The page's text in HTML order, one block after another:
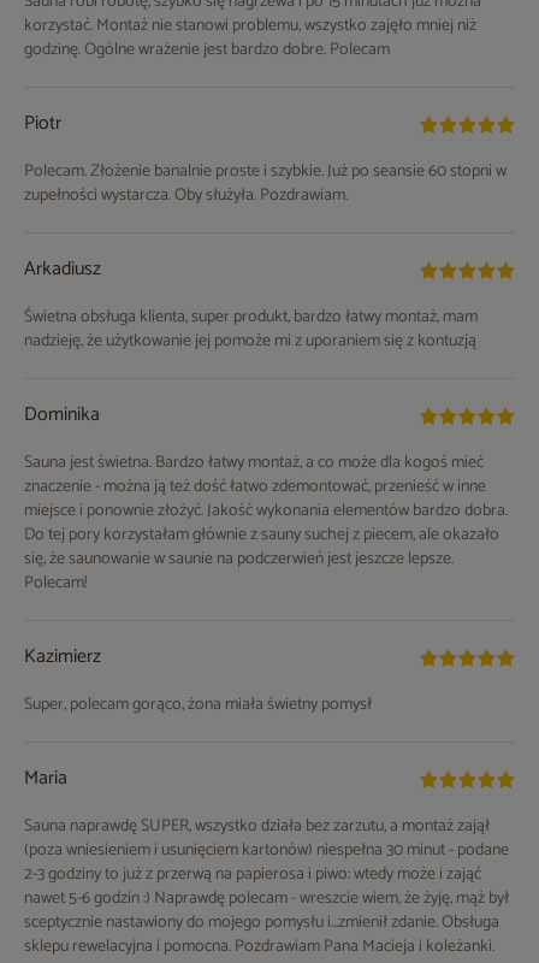
korzystać. Montaż nie stanowi problemu, wszystko zajęło mniej niż
godzinę. Ogólne wrażenie jest bardzo dobre. Polecam
Piotr
Polecam. Złożenie banalnie proste i szybkie. Już po seansie 60 stopni w
zupełności wystarcza. Oby służyła. Pozdrawiam.
Arkadiusz
Świetna obsługa klienta, super produkt, bardzo łatwy montaż, mam
nadzieję, że użytkowanie jej pomoże mi z uporaniem się z kontuzją
Dominika
Sauna jest świetna. Bardzo łatwy montaż, a co może dla kogoś mieć
znaczenie - można ją też dość łatwo zdemontować, przenieść w inne
miejsce i ponownie złożyć. Jakość wykonania elementów bardzo dobra.
Do tej pory korzystałam głównie z sauny suchej z piecem, ale okazało
się, że saunowanie w saunie na podczerwień jest jeszcze lepsze.
Polecam!
Kazimierz
Super, polecam gorąco, żona miała świetny pomysł
Maria
Sauna naprawdę SUPER, wszystko działa bez zarzutu, a montaż zajął
(poza wniesieniem i usunięciem kartonów) niespełna 30 minut - podane
2-3 godziny to już z przerwą na papierosa i piwo: wtedy może i zająć
nawet 5-6 godzin :) Naprawdę polecam - wreszcie wiem, że żyję, mąż był
sceptycznie nastawiony do mojego pomysłu i...zmienił zdanie. Obsługa
sklepu rewelacyjna i pomocna. Pozdrawiam Pana Macieja i koleżanki.